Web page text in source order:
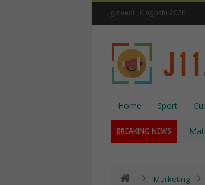
giovedì , 6 Agosto 2026
Home Sport
BREAKING NEWS
Marketing